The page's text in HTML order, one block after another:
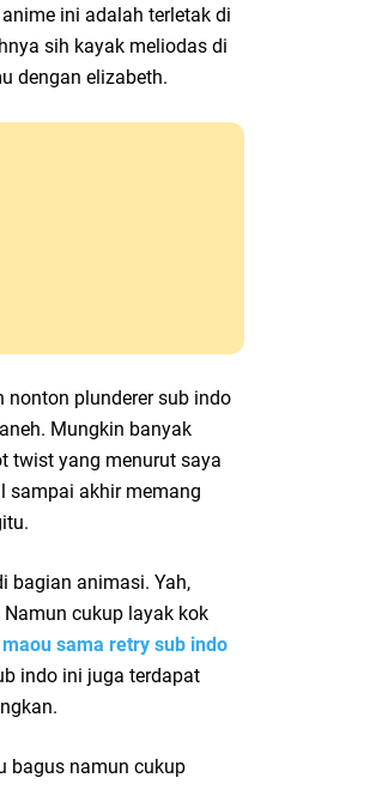
ini adalah terletak di
sih kayak meliodas di
dengan elizabeth.
nonton plunderer sub indo
Mungkin banyak
twist yang menurut saya
sampai akhir memang
bagian animasi. Yah,
cukup layak kok
maou sama retry sub indo
indo ini juga terdapat
bagus namun cukup